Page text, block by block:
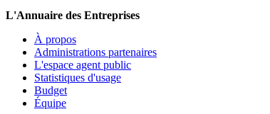
L'Annuaire des Entreprises
À propos
Administrations partenaires
L'espace agent public
Statistiques d'usage
Budget
Équipe